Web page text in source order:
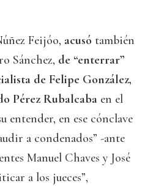
Feijóo, acusó también
Sánchez, de “enterrar”
de Felipe González,
Pérez Rubalcaba en el
entender, en ese cónclave
a condenados” -ante
Manuel Chaves y José
a los jueces”,